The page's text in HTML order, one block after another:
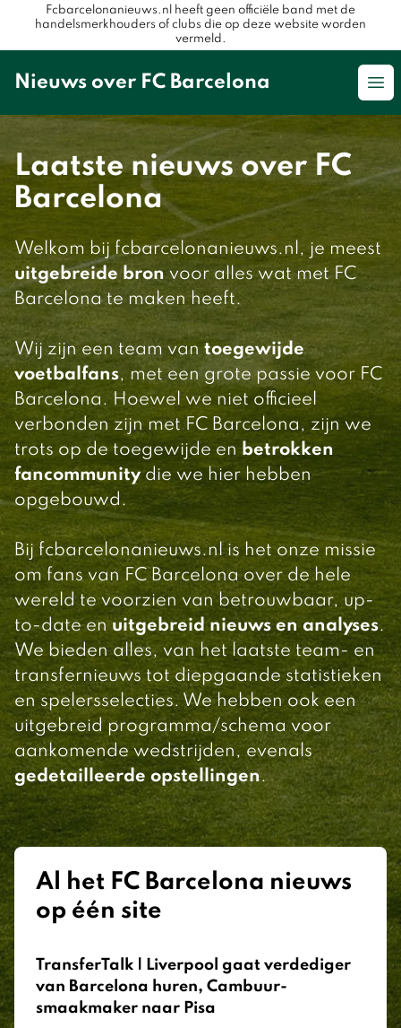
Fcbarcelonanieuws.nl heeft geen officiële band met de
handelsmerkhouders of clubs die op deze website worden
vermeld.
Nieuws over FC Barcelona
Laatste nieuws over FC
Barcelona
Welkom bij fcbarcelonanieuws.nl, je meest
uitgebreide bron voor alles wat met FC
Barcelona te maken heeft.
Wij zijn een team vantoegewijde
voetbalfans, met een grote passie voor FC
Barcelona. Hoewel we niet officieel
verbonden zijn met FC Barcelona, zijn we
trots op de toegewijde en betrokken
fancommunitydie we hier hebben
opgebouwd.
Bij fcbarcelonanieuws.nl is het onze missie
om fans van FC Barcelona over de hele
wereld te voorzien van betrouwbaar, up-
to-date enuitgebreid nieuws en analyses.
We bieden alles, van het laatste team- en
transfernieuws tot diepgaande statistieken
en spelersselecties. We hebben ook een
uitgebreid programma/schema voor
aankomende wedstrijden, evenals
gedetailleerde opstellingen.
Al het FC Barcelona nieuws
op één site
TransferTalk | Liverpool gaat verdediger
van Barcelona huren, Cambuur-
smaakmaker naar Pisa